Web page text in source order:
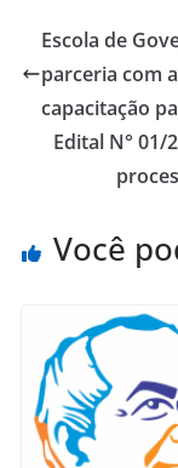
Escola de
parceria com
capacitação
Edital N° 01/
Você